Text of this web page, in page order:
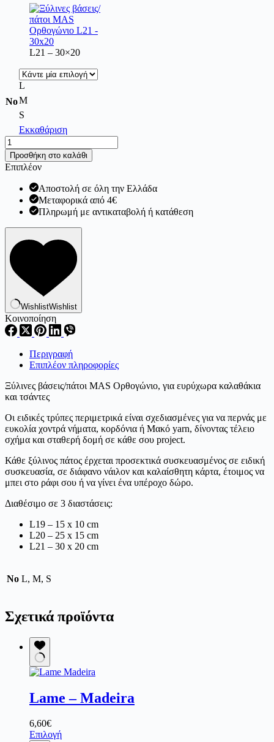
L21 – 30×20
No
L
M
S
Εκκαθάριση
Ξύλινες
βάσεις/
πάτοι
MAS
Ορθογώνιο
ποσότητα
Προσθήκη στο καλάθι
Επιπλέον
Αποστολή σε όλη την Ελλάδα
Μεταφορικά από 4€
Πληρωμή με αντικαταβολή ή κατάθεση
WishlistWishlist
Κοινοποίηση
Περιγραφή
Επιπλέον πληροφορίες
Ξύλινες βάσεις/πάτοι MAS Ορθογώνιο, για ευρύχωρα καλαθάκια
και τσάντες
Οι ειδικές τρύπες περιμετρικά είναι σχεδιασμένες για να περνάς με
ευκολία χοντρά νήματα, κορδόνια ή Μακό yarn, δίνοντας τέλειο
σχήμα και σταθερή δομή σε κάθε σου project.
Κάθε ξύλινος πάτος έρχεται προσεκτικά συσκευασμένος σε ειδική
συσκευασία, σε διάφανο νάιλον και καλαίσθητη κάρτα, έτοιμος να
μπει στο ράφι σου ή να γίνει ένα υπέροχο δώρο.
Διαθέσιμο σε 3 διαστάσεις:
L19 – 15 x 10 cm
L20 – 25 x 15 cm
L21 – 30 x 20 cm
No L, M, S
Σχετικά προϊόντα
Lame – Madeira
6,60€
ΕπιλογήΑυτό